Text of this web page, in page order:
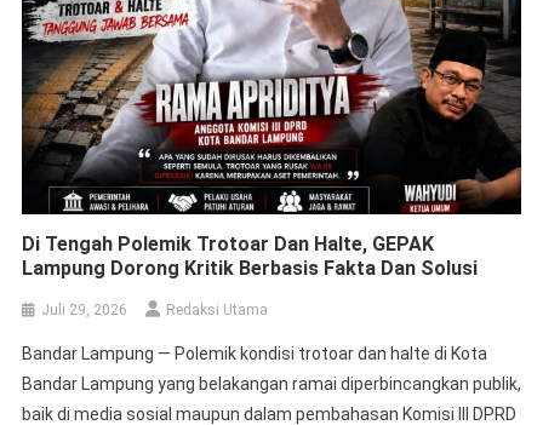
Di Tengah Polemik Trotoar Dan Halte, GEPAK
Lampung Dorong Kritik Berbasis Fakta Dan Solusi
Juli 29, 2026 Redaksi Utama
Bandar Lampung — Polemik kondisi trotoar dan halte di Kota
Bandar Lampung yang belakangan ramai diperbincangkan publik,
baik di media sosial maupun dalam pembahasan Komisi III DPRD